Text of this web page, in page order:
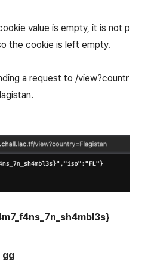
value is empty, it is not p
the cookie is left empty.
a request to /view?countr
gg